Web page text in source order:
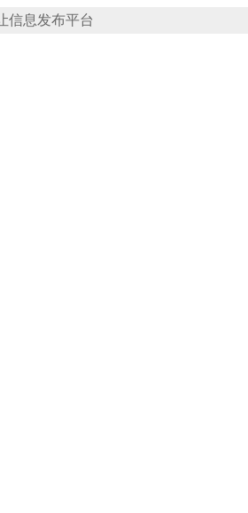
信息发布平台